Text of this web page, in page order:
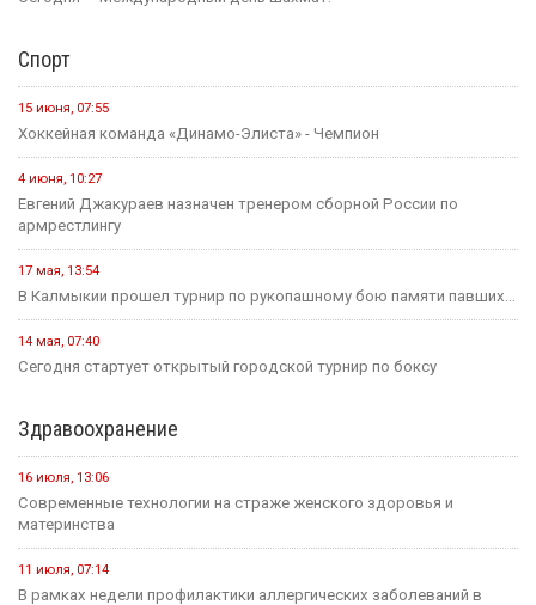
Спорт
15 июня, 07:55
Хоккейная команда «Динамо-Элиста» - Чемпион
4 июня, 10:27
Евгений Джакураев назначен тренером сборной России по
армрестлингу
17 мая, 13:54
В Калмыкии прошел турнир по рукопашному бою памяти павших...
14 мая, 07:40
Сегодня стартует открытый городской турнир по боксу
Здравоохранение
16 июля, 13:06
Современные технологии на страже женского здоровья и
материнства
11 июля, 07:14
В рамках недели профилактики аллергических заболеваний в